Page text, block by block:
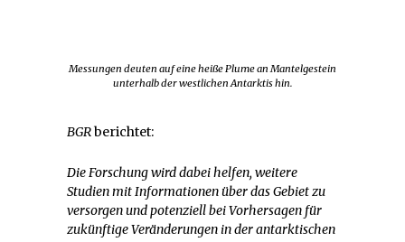
Messungen deuten auf eine heiße Plume an Mantelgestein
unterhalb der westlichen Antarktis hin.
BGRberichtet:
Die Forschung wird dabei helfen, weitere
Studien mit Informationen über das Gebiet zu
versorgen und potenziell bei Vorhersagen für
zukünftige Veränderungen in der antarktischen